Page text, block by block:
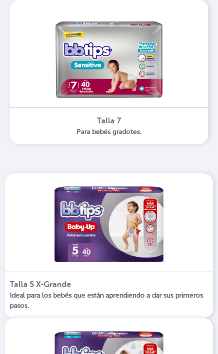
Talla 7
Para bebés gradotes.
Talla 5 X-Grande
Ideal para los bebés que están aprendiendo a dar sus primeros
pasos.